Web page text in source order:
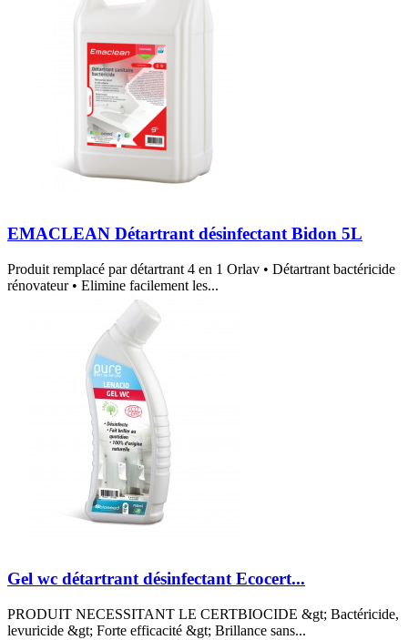
EMACLEAN Détartrant désinfectant Bidon 5L
Produit remplacé par détartrant 4 en 1 Orlav • Détartrant bactéricide
rénovateur • Elimine facilement les...
Gel wc détartrant désinfectant Ecocert...
PRODUIT NECESSITANT LE CERTBIOCIDE &gt; Bactéricide,
levuricide &gt; Forte efficacité &gt; Brillance sans...